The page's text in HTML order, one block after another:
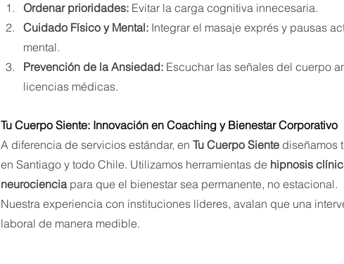
Ordenar prioridades: Evitar la carga cognitiva innecesaria.
Cuidado Físico y Mental: Integrar el masaje exprés y pausas
mental.
Prevención de la Ansiedad: Escuchar las señales del cuerpo
licencias médicas.
Tu Cuerpo Siente: Innovación en Coaching y Bienestar Corporativo
A diferencia de servicios estándar, en Tu Cuerpo Siente diseñamos
en Santiago y todo Chile. Utilizamos herramientas de hipnosis
neurociencia para que el bienestar sea permanente, no estacional.
Nuestra experiencia con instituciones líderes, avalan que una
laboral de manera medible.